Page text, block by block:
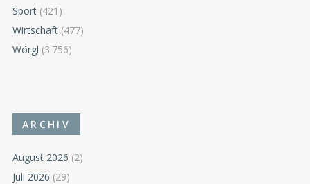
Sport (421)
Wirtschaft (477)
Wörgl (3.756)
ARCHIV
August 2026 (2)
Juli 2026 (29)